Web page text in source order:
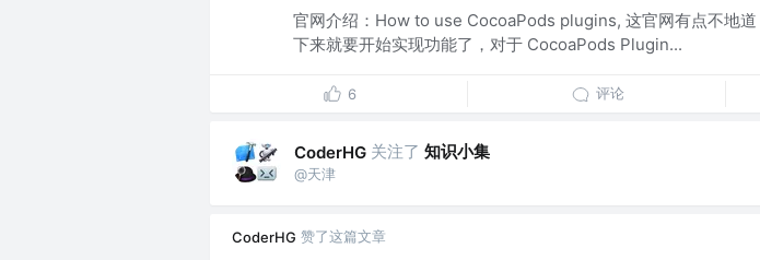
官网介绍：How to use CocoaPods plugins, 这官网有点不地
下来就要开始实现功能了，对于 CocoaPods Plugin...
6 评论
CoderHG 关注了 知识小集
@天津
CoderHG 赞了这篇文章